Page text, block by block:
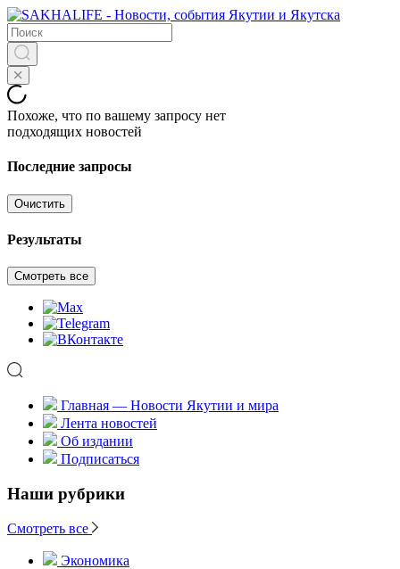
Похоже, что по вашему запросу нет
подходящих новостей
Последние запросы
Очистить
Результаты
Смотреть все
Главная — Новости Якутии и мира
Лента новостей
Об издании
Подписаться
Наши рубрики
Смотреть все
Экономика